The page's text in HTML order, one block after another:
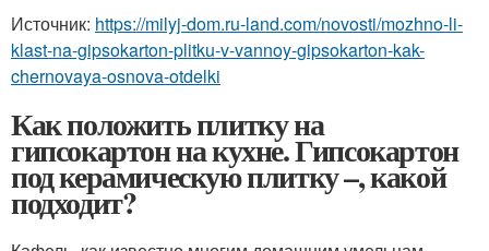
Источник: https://milyj-dom.ru-land.com/novosti/mozhno-li-
klast-na-gipsokarton-plitku-v-vannoy-gipsokarton-kak-
chernovaya-osnova-otdelki
Как положить плитку на
гипсокартон на кухне. Гипсокартон
под керамическую плитку –, какой
подходит?